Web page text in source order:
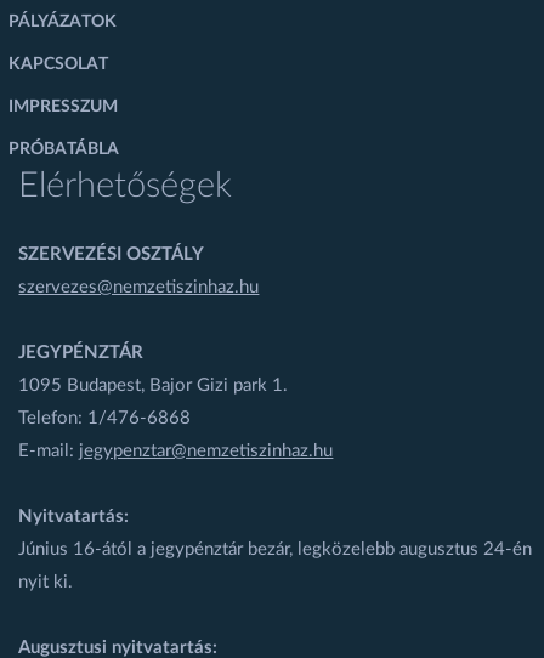
PÁLYÁZATOK
KAPCSOLAT
IMPRESSZUM
PRÓBATÁBLA
Elérhetőségek
SZERVEZÉSI OSZTÁLY
szervezes@nemzetiszinhaz.hu
JEGYPÉNZTÁR
1095 Budapest, Bajor Gizi park 1.
Telefon: 1/476-6868
E-mail: jegypenztar@nemzetiszinhaz.hu
Nyitvatartás:
Június 16-ától a jegypénztár bezár, legközelebb augusztus 24-én
nyit ki.
Augusztusi nyitvatartás: